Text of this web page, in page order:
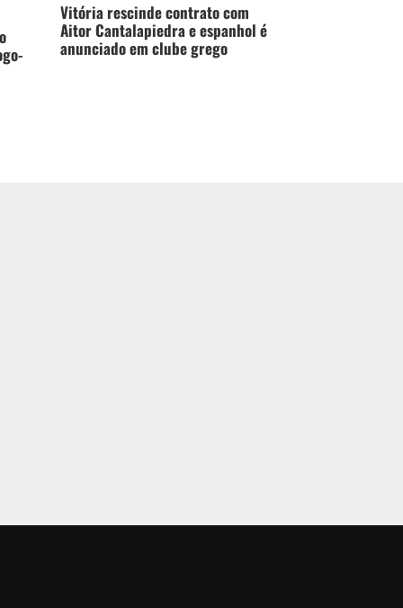
Vitória rescinde contrato com
Aitor Cantalapiedra e espanhol é
anunciado em clube grego